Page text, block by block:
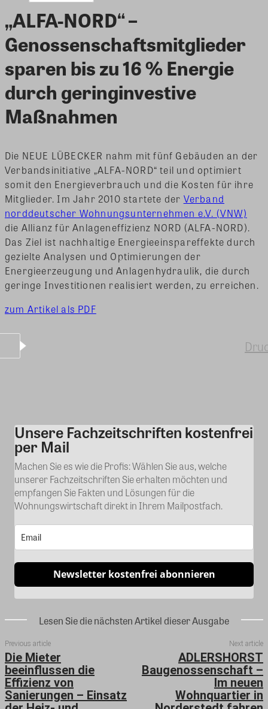
„ALFA-NORD“ –
Genossenschaftsmitglieder
sparen bis zu 16 % Energie
durch geringinvestive
Maßnahmen
Die NEUE LÜBECKER nahm mit fünf Gebäuden an der
Verbandsinitiative „ALFA-NORD“ teil und optimiert
somit den Energieverbrauch und die Kosten für ihre
Mitglieder. Im Jahr 2010 startete der Verband
norddeutscher Wohnungsunternehmen e.V. (VNW)
die Allianz für Anlageneffizienz NORD (ALFA-NORD).
Das Ziel ist nachhaltige Energieeinspareffekte durch
gezielte Analysen und Optimierungen der
Energieerzeugung und Anlagenhydraulik, die durch
geringe Investitionen realisiert werden, zu erreichen.
zum Artikel als PDF
Kommentar
Unsere Fachzeitschriften kostenfrei
per Mail
Machen Sie es wie die Profis: Wählen Sie aus, welche
unserer Fachzeitschriften Sie erhalten möchten und
empfangen Sie Fakten und Lösungen für die
Wohnungswirtschaft direkt in Ihrem Mailpostfach.
Newsletter kostenfrei abonnieren
Lesen Sie die nächsten Artikel dieser Ausgabe
Previous article
Die Mieter
beeinflussen die
Effizienz von
Sanierungen – Einsatz
Next article
ADLERSHORST
Baugenossenschaft –
Im neuen
Wohnquartier in